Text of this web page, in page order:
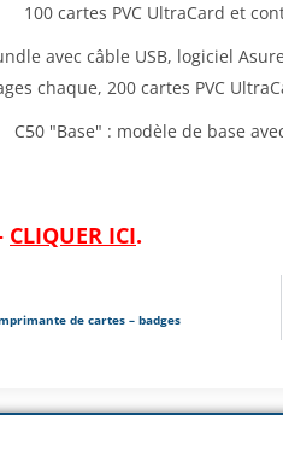
100 cartes PVC UltraCard et
avec câble USB, logiciel
chaque, 200 cartes PVC
C50 "Base" : modèle de base
CLIQUER ICI.
de cartes – badges